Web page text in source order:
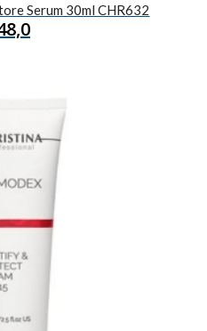
Serum 30ml CHR632